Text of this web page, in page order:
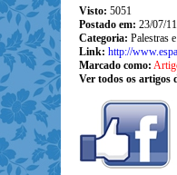
Visto: 5051
Postado em: 23/07/
Categoria: Palestras
Link: http://
Marcado como:
Ver todos os artigos